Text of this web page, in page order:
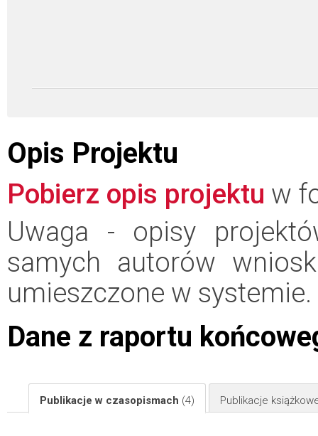
Opis Projektu
Pobierz opis projektu w
Uwaga - opisy
samych autorów
umieszczone w systemie.
Dane z raportu
Publikacje w czasopismach (4) Publikacje